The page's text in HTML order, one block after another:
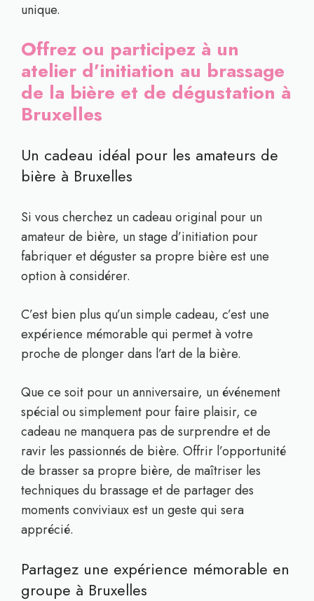
unique.
Offrez ou participez à un
atelier d’initiation au brassage
de la bière et de dégustation à
Bruxelles
Un cadeau idéal pour les amateurs de
bière à Bruxelles
Si vous cherchez un cadeau original pour un
amateur de bière, un stage d’initiation pour
fabriquer et déguster sa propre bière est une
option à considérer.
C’est bien plus qu’un simple cadeau, c’est une
expérience mémorable qui permet à votre
proche de plonger dans l’art de la bière.
Que ce soit pour un anniversaire, un événement
spécial ou simplement pour faire plaisir, ce
cadeau ne manquera pas de surprendre et de
ravir les passionnés de bière. Offrir l’opportunité
de brasser sa propre bière, de maîtriser les
techniques du brassage et de partager des
moments conviviaux est un geste qui sera
apprécié.
Partagez une expérience mémorable en
groupe à Bruxelles